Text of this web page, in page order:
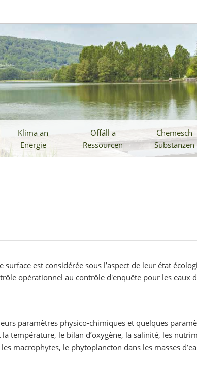
Klima an
Energie
Offäll a
Ressourcen
Chemesch
Substanzen
est considérée sous l’aspect de leur état
opérationnel au contrôle d'enquête pour les eaux
paramètres physico-chimiques et quelques
température, le bilan d’oxygène, la salinité, les
macrophytes, le phytoplancton dans les masses